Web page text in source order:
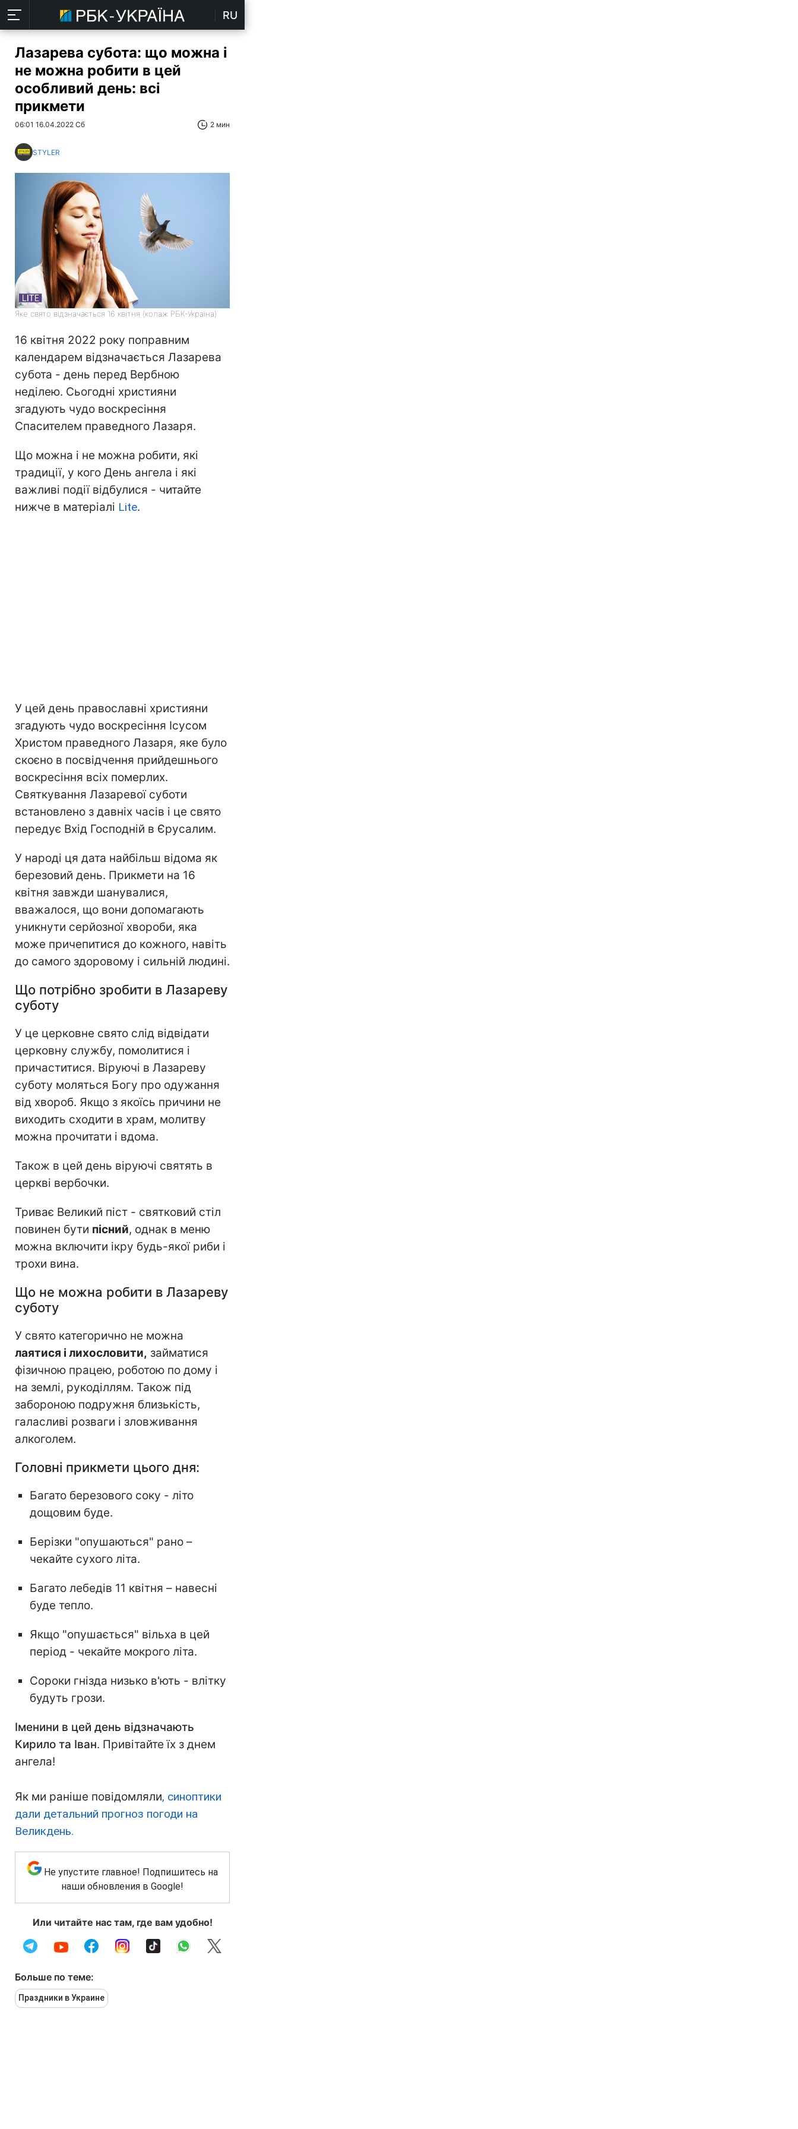
RU
Лазарева субота: що можна і
не можна робити в цей
особливий день: всі
прикмети
06:01 16.04.2022 Сб 2 мин
STYLER
Яке свято відзначається 16 квітня (колаж РБК-Україна)
16 квітня 2022 року поправним
календарем відзначається Лазарева
субота - день перед Вербною
неділею. Сьогодні християни
згадують чудо воскресіння
Спасителем праведного Лазаря.
Що можна і не можна робити, які
традиції, у кого День ангела і які
важливі події відбулися - читайте
нижче в матеріалі Lite.
У цей день православні християни
згадують чудо воскресіння Ісусом
Христом праведного Лазаря, яке було
скоєно в посвідчення прийдешнього
воскресіння всіх померлих.
Святкування Лазаревої суботи
встановлено з давніх часів і це свято
передує Вхід Господній в Єрусалим.
У народі ця дата найбільш відома як
березовий день. Прикмети на 16
квітня завжди шанувалися,
вважалося, що вони допомагають
уникнути серйозної хвороби, яка
може причепитися до кожного, навіть
до самого здоровому і сильній людині.
Що потрібно зробити в Лазареву
суботу
У це церковне свято слід відвідати
церковну службу, помолитися і
причаститися. Віруючі в Лазареву
суботу моляться Богу про одужання
від хвороб. Якщо з якоїсь причини не
виходить сходити в храм, молитву
можна прочитати і вдома.
Також в цей день віруючі святять в
церкві вербочки.
Триває Великий піст - святковий стіл
повинен бути пісний, однак в меню
можна включити ікру будь-якої риби і
трохи вина.
Що не можна робити в Лазареву
суботу
У свято категорично не можна
лаятися і лихословити, займатися
фізичною працею, роботою по дому і
на землі, рукоділлям. Також під
забороною подружня близькість,
галасливі розваги і зловживання
алкоголем.
Головні прикмети цього дня:
Багато березового соку - літо
дощовим буде.
Берізки "опушаються" рано –
чекайте сухого літа.
Багато лебедів 11 квітня – навесні
буде тепло.
Якщо "опушається" вільха в цей
період - чекайте мокрого літа.
Сороки гнізда низько в'ють - влітку
будуть грози.
Іменини в цей день відзначають
Кирило та Іван. Привітайте їх з днем
ангела!
Як ми раніше повідомляли, синоптики
дали детальний прогноз погоди на
Великдень.
Не упустите главное! Подпишитесь на
наши обновления в Google!
Или читайте нас там, где вам удобно!
Больше по теме:
Праздники в Украине